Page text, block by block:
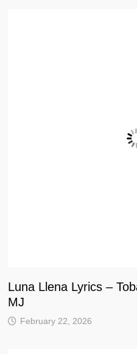
Luna Llena Lyrics –
MJ
February 22, 2026